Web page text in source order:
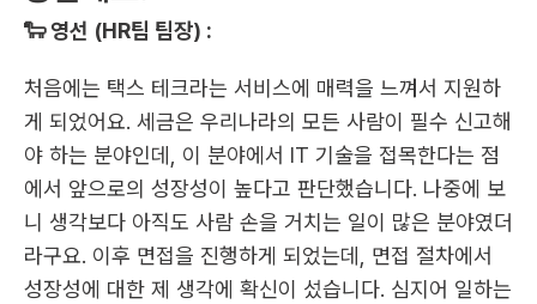
🐑 영선 (HR팀 팀장) :
처음에는 택스 테크라는 서비스에 매력을 느껴서 지원하
게 되었어요. 세금은 우리나라의 모든 사람이 필수 신고해
야 하는 분야인데, 이 분야에서 IT 기술을 접목한다는 점
에서 앞으로의 성장성이 높다고 판단했습니다. 나중에 보
니 생각보다 아직도 사람 손을 거치는 일이 많은 분야였더
라구요. 이후 면접을 진행하게 되었는데, 면접 절차에서
성장성에 대한 제 생각에 확신이 섰습니다. 심지어 일하는